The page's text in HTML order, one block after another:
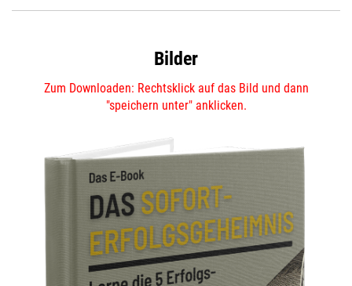
DEIN AFFILIATE LINK
Bilder
Zum Downloaden: Rechtsklick auf das Bild und dann
"speichern unter" anklicken.